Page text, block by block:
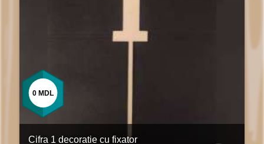
Cifra 1 decoratie cu fixator
0 MDL